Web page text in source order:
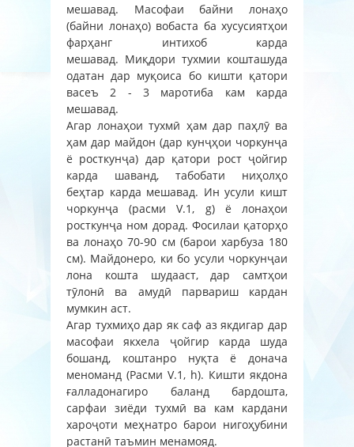
мешавад. Масофаи байни лонаҳо
(байни лонаҳо) вобаста ба хусусиятҳои
фарҳанг интихоб карда
мешавад. Миқдори тухмии кошташуда
одатан дар муқоиса бо кишти қатори
васеъ 2 - 3 маротиба кам карда
мешавад.
Агар лонаҳои тухмӣ ҳам дар паҳлӯ ва
ҳам дар майдон (дар кунҷҳои чоркунҷа
ё росткунҷа) дар қатори рост ҷойгир
карда шаванд, табобати ниҳолҳо
беҳтар карда мешавад. Ин усули кишт
чоркунҷа (расми V.1, g) ё лонаҳои
росткунҷа ном дорад. Фосилаи қаторҳо
ва лонаҳо 70-90 см (барои харбуза 180
см). Майдонеро, ки бо усули чоркунҷаи
лона кошта шудааст, дар самтҳои
тӯлонӣ ва амудӣ парвариш кардан
мумкин аст.
Агар тухмиҳо дар як саф аз якдигар дар
масофаи якхела ҷойгир карда шуда
бошанд, коштанро нуқта ё донача
меноманд (Расми V.1, h). Кишти якдона
ғалладонагиро баланд бардошта,
сарфаи зиёди тухмӣ ва кам кардани
хароҷоти меҳнатро барои нигоҳубини
растанӣ таъмин менамояд.